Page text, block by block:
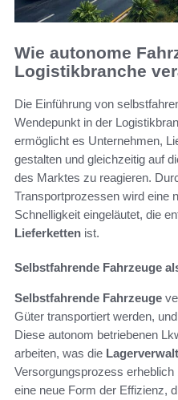
Wie autonome
Logistikbranche
Die Einführung von
Wendepunkt in der
ermöglicht es Unternehmen,
gestalten und gleichzeitig auf
des Marktes zu reagieren.
Transportprozessen wird eine
Schnelligkeit eingeläutet, die
Lieferketten ist.
Selbstfahrende Fahrzeuge
Selbstfahrende Fahrzeuge
Güter transportiert werden,
Diese autonom betriebenen
arbeiten, was die
Versorgungsprozess
eine neue Form der Effizienz,